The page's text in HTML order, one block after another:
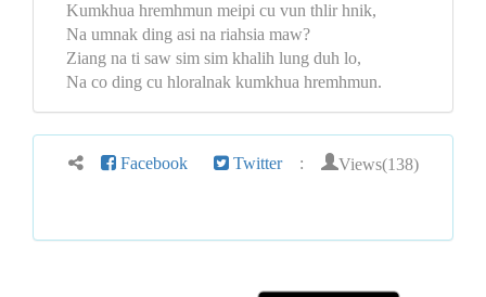
Kumkhua hremhmun meipi cu vun thlir hnik,
Na umnak ding asi na riahsia maw?
Ziang na ti saw sim sim khalih lung duh lo,
Na co ding cu hloralnak kumkhua hremhmun.
Facebook Twitter : Views(138)